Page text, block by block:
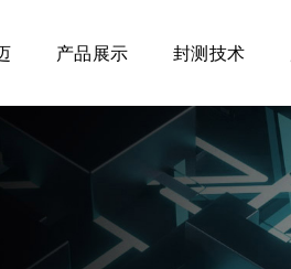
产品展示 封测技术